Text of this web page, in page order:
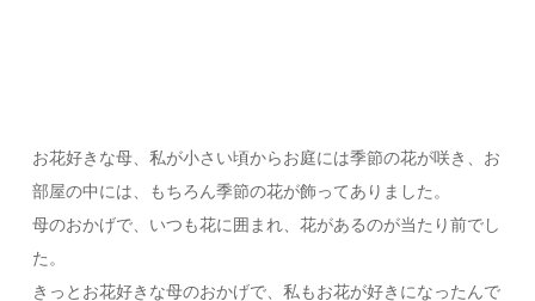
お花好きな母、私が小さい頃からお庭には季節の花が咲き、お
部屋の中には、もちろん季節の花が飾ってありました。
母のおかげで、いつも花に囲まれ、花があるのが当たり前でし
た。
きっとお花好きな母のおかげで、私もお花が好きになったんで